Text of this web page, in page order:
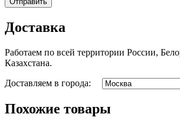
Доставка
Работаем по всей территории России,
Казахстана.
Доставляем в города:
Похожие товары